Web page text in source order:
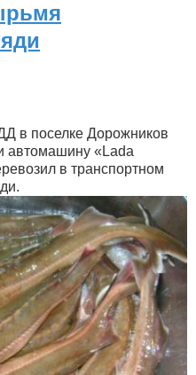
в поселке Дорожников
автомашину «Lada
в транспортном